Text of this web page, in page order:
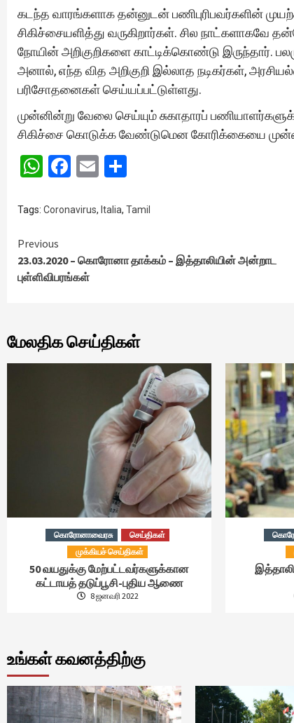
கடந்த வாரங்களாக தன்னுடன் பணிபுரிபவர்களின்
சிகிச்சையளித்து வருகிறார்கள். சில
நோயின் அறிகுறிகளை காட்டிக்கொண்டு இருந்தார்.
அனால், எந்த வித அறிகுறி இல்லாத நடிகர்கள்,
பரிசோதனைகள் செய்யப்பட்டுள்ளது.
முன்னின்று வேலை செய்யும் சுகாதாரப்
சிகிச்சை கொடுக்க வேண்டுமென கோரிக்கையை
WhatsApp
Facebook
Email
Tags: Coronavirus, Italia, Tamil
Continue
Reading
Previous
23.03.2020 – கொரோனா தாக்கம் – இத்தாலியின் அன்றாட
புள்ளிவிபரங்கள்
மேலதிக செய்திகள்
கொரோனாவைரசு
செய்திகள்
முக்கியச் செய்திகள்
50 வயதுக்கு மேற்பட்டவர்களுக்கான
கட்டாயத் தடுப்பூசி-புதிய ஆணை
8 ஜனவரி 2022
உங்கள் கவனத்திற்கு